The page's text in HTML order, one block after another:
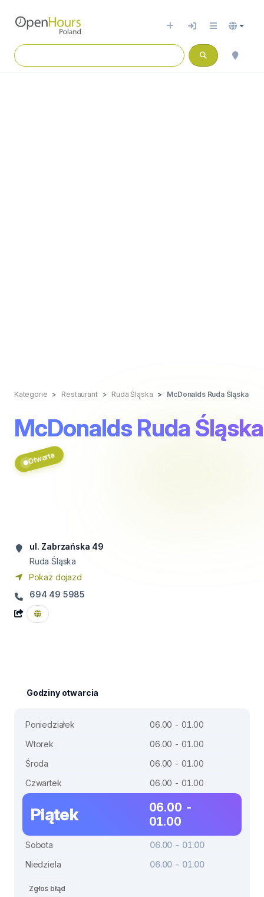
Kategorie Restaurant Ruda Śląska McDonalds Ruda Śląska
McDonalds Ruda Śląska
Otwarte
ul. Zabrzańska 49
Ruda Śląska
Pokaż dojazd
694 49 5985
Godziny otwarcia
Poniedziałek
06.00 - 01.00
Wtorek
06.00 - 01.00
Środa
06.00 - 01.00
Czwartek
06.00 - 01.00
Piątek
06.00 -
01.00
Sobota
06.00 - 01.00
Niedziela
06.00 - 01.00
Zgłoś błąd